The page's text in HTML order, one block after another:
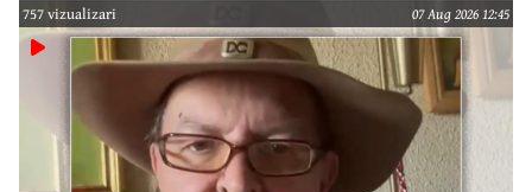
757 vizualizari 07 Aug 2026 12:45